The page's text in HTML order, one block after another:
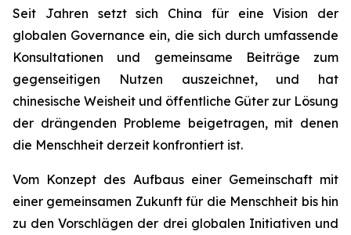
Seit Jahren setzt sich China für eine Vision der
globalen Governance ein, die sich durch umfassende
Konsultationen und gemeinsame Beiträge zum
gegenseitigen Nutzen auszeichnet, und hat
chinesische Weisheit und öffentliche Güter zur Lösung
der drängenden Probleme beigetragen, mit denen
die Menschheit derzeit konfrontiert ist.
Vom Konzept des Aufbaus einer Gemeinschaft mit
einer gemeinsamen Zukunft für die Menschheit bis hin
zu den Vorschlägen der drei globalen Initiativen und